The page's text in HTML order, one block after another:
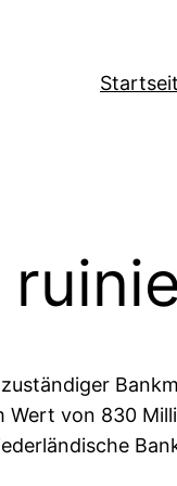
von 830